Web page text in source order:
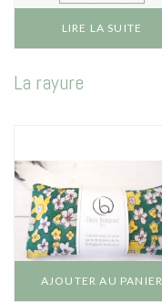
LIRE LA SUITE
La rayure
AJOUTER AU PANIER